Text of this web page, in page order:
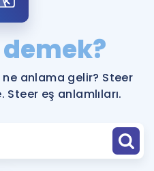
anlama gelir? Steer
eş anlamlıları.